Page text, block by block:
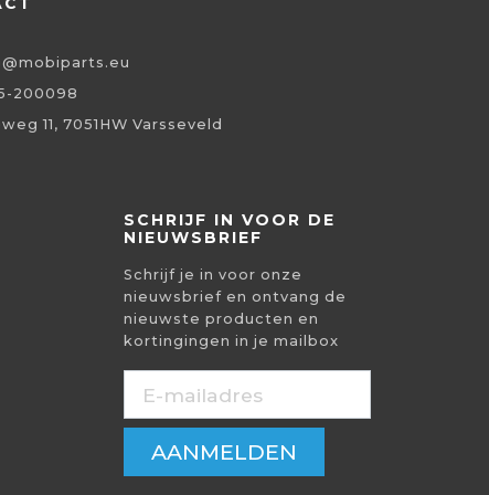
200098
11, 7051HW Varsseveld
SCHRIJF IN VOOR DE
NIEUWSBRIEF
Schrijf je in voor onze
nieuwsbrief en ontvang de
nieuwste producten en
kortingingen in je mailbox
AANMELDEN